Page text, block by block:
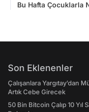
Bu Hafta Çocuklarla
Son Eklenenler
Çalışanlara Yargıtay’dan
Artık Cebe Girecek
50 Bin Bitcoin Çalıp 10 Yıl